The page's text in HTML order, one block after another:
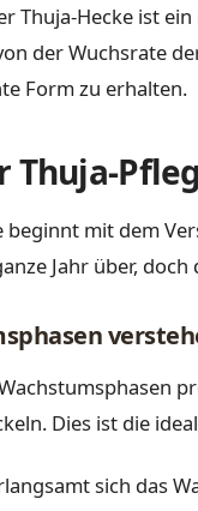
Thuja-Hecke ist
der Wuchsrate
Form zu erhalten.
Thuja-
beginnt mit dem
Jahr über,
Dies ist die
sich das